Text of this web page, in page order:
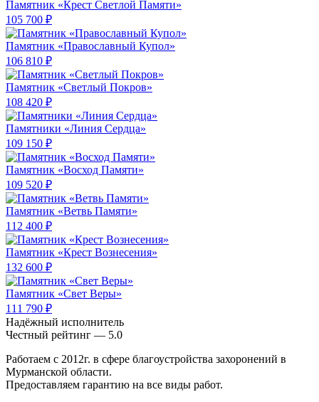
Памятник «Крест Светлой Памяти»
105 700 ₽
Памятник «Православный Купол»
106 810 ₽
Памятник «Светлый Покров»
108 420 ₽
Памятники «Линия Сердца»
109 150 ₽
Памятник «Восход Памяти»
109 520 ₽
Памятник «Ветвь Памяти»
112 400 ₽
Памятник «Крест Вознесения»
132 600 ₽
Памятник «Свет Веры»
111 790 ₽
Надёжный исполнитель
Чеcтный рейтинг — 5.0
Работаем с 2012г. в сфере благоустройства захоронений в
Мурманской области.
Предоставляем гарантию на все виды работ.